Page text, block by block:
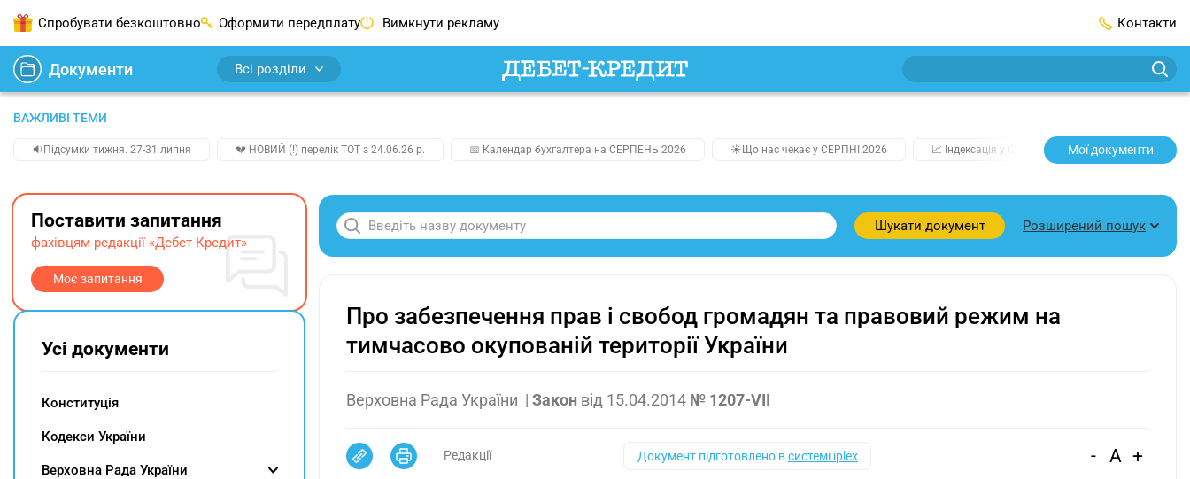
Спробувати безкоштовно Оформити передплату Вимкнути рекламу Контакти
Документи Всі розділи
ВАЖЛИВІ ТЕМИ
🔉Підсумки тижня. 27-31 липня 💔 НОВИЙ (!) перелік ТОТ з 24.06.26 р. 📅 Календар бухгалтера на СЕРПЕНЬ 2026 ☀️Що нас чекає у СЕРПНІ 2026 📈 Індексація у СЕРПНІ 2️⃣0️⃣2️⃣7️⃣ Усі
Мої документи
Шукати документ Розширений пошук
Про забезпечення прав і свобод громадян та правовий режим на
тимчасово окупованій території України
Верховна Рада України | Закон від 15.04.2014 № 1207-VII
Редакції Документ підготовлено всистемі iplex - A +
Поставити запитання
фахівцям редакції «Дебет-Кредит»
Моє запитання
Усі документи
Конституція
Кодекси України
Верховна Рада України